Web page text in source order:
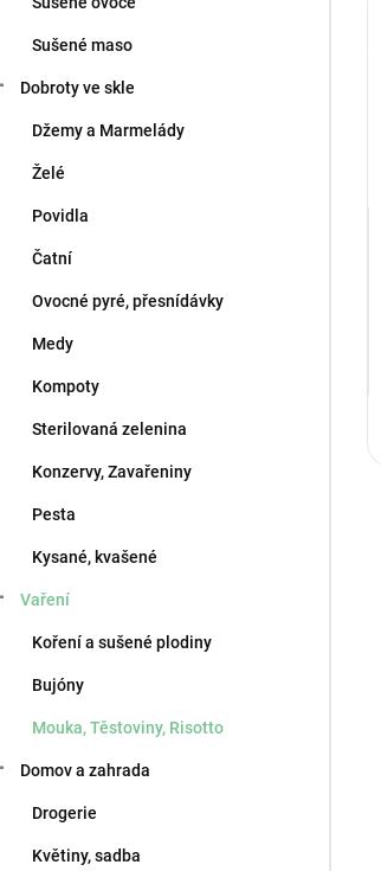
Sušené maso
Dobroty ve skle
Džemy a Marmelády
Želé
Povidla
Čatní
Ovocné pyré, přesnídávky
Medy
Kompoty
Sterilovaná zelenina
Konzervy, Zavařeniny
Pesta
Kysané, kvašené
Vaření
Koření a sušené plodiny
Bujóny
Mouka, Těstoviny, Risotto
Domov a zahrada
Drogerie
Květiny, sadba